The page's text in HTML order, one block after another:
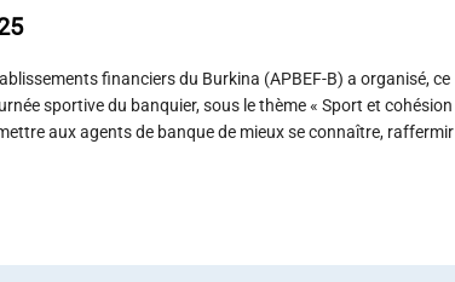
financiers du Burkina (APBEF-B) a organisé, ce
sportive du banquier, sous le thème « Sport et cohésion
aux agents de banque de mieux se connaître, raffermir